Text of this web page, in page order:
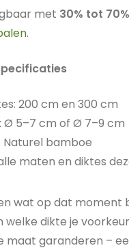
met 30% tot
.
200 cm en 300 cm
Ø 5–7 cm of Ø 7–9 cm
Naturel bamboe
maten en diktes
wat op dat moment
welke dikte je
maat garanderen –